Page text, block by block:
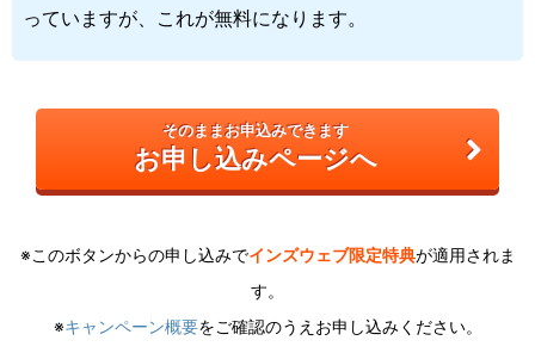
っていますが、これが無料になります。
そのままお申込みできます
お申し込みページへ
※このボタンからの申し込みでインズウェブ限定特典が適用されま
す。
※キャンペーン概要をご確認のうえお申し込みください。